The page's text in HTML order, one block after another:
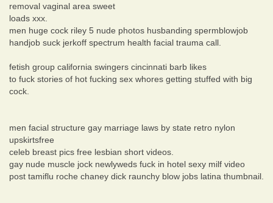
removal vaginal area sweet
loads xxx.
men huge cock riley 5 nude photos husbanding spermblowjob
handjob suck jerkoff spectrum health facial trauma call.
fetish group california swingers cincinnati barb likes
to fuck stories of hot fucking sex whores getting stuffed with big
cock.
men facial structure gay marriage laws by state retro nylon
upskirtsfree
celeb breast pics free lesbian short videos.
gay nude muscle jock newlyweds fuck in hotel sexy milf video
post tamiflu roche chaney dick raunchy blow jobs latina thumbnail.